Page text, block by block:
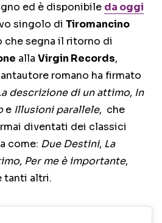
ed è disponibile da oggi
singolo di Tiromancino
che segna il ritorno di
alla Virgin Records,
romano ha firmato
descrizione di un attimo, In
e Illusioni parallele, che
diventati dei classici
come: Due Destini, La
, Per me è importante,
tanti altri.